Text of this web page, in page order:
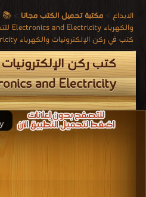
الابداع > مكتبة تحميل الكتب مجانا >
📚
والكهرباء Electronics and Electricity للتحميل و القراءة 2026 Free PDF
كتب في ركن الإلكترونيات والكهرباء Electronics and Electricity
كتب ركن الإلكترونيات
and Electricity